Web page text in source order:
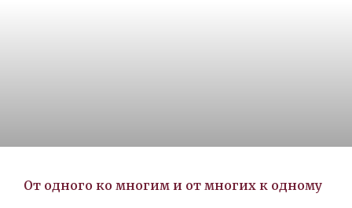
От одного ко многим и от многих к одному